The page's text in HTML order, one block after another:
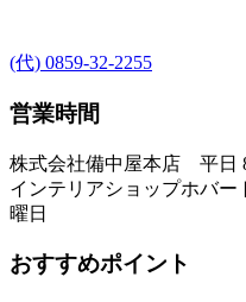
(代) 0859-32-2255
営業時間
株式会社備中屋本店 平日
インテリアショップホバ
曜日
おすすめポイント